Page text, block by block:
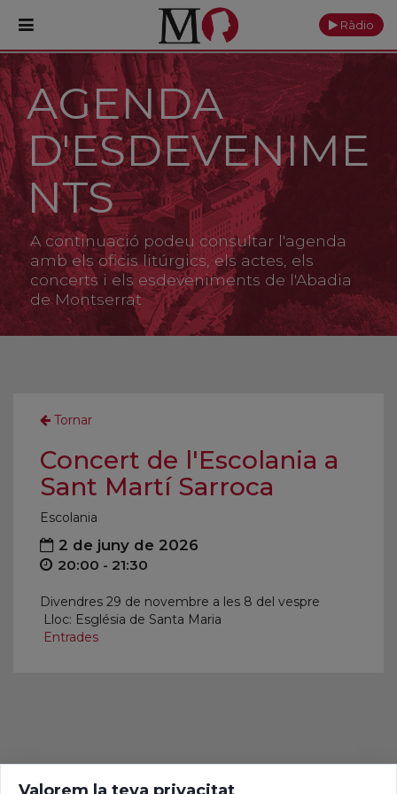
PORTADA
Monestir
Cultura
Actualitat
Fundació
Visita'ns
Ofrenes
Ràdio
AGENDA
D'ESDEVENIME
NTS
A continuació podeu consultar l'agenda
amb els oficis litúrgics, els actes, els
concerts i els esdeveniments de l'Abadia
de Montserrat
Tornar
Concert de l'Escolania a
Sant Martí Sarroca
Escolania
2 de juny de 2026
20:00 - 21:30
Divendres 29 de novembre a les 8 del vespre
Lloc: Església de Santa Maria
Entrades